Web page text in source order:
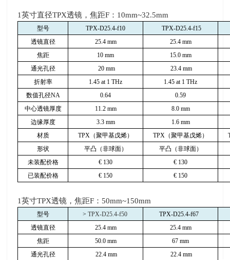
1英寸直径TPX透镜，焦距F ： 10mm~32.5mm
型号 TPX-D25.4-f10
TPX-D25.4-f15
透镜直径
25.4 mm
25.4 mm
焦距
10 mm
15.0 mm
通光孔径
20 mm
23.4 mm
折射率
1.45 at 1 THz
1.45 at 1 THz
数值孔径NA 0.64
0.59
中心透镜厚度
11.2 mm
8.0 mm
边缘厚度
3.3 mm
1.6 mm
材质
TPX （聚甲基戊烯） TPX （聚甲基戊烯）
形状
平凸（非球面）
平凸（非球面）
未装配价格
€ 130 € 130
已装配价格
€ 150 € 150
1英寸TPX透镜，焦距F ： 50mm~150mm
型号 > TPX-D25.4-f50
TPX-D25.4-f67
透镜直径
25.4 mm
25.4 mm
焦距
50.0 mm
67 mm
通光孔径
22.4 mm
22.4 mm